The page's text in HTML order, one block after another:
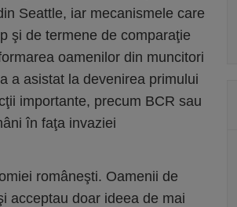
Seattle, iar mecanismele care
şi de termene de comparaţie
oamenilor din muncitori
a asistat la devenirea primului
importante, precum BCR sau
în faţa invaziei
româneşti. Oamenii de
acceptau doar ideea de mai